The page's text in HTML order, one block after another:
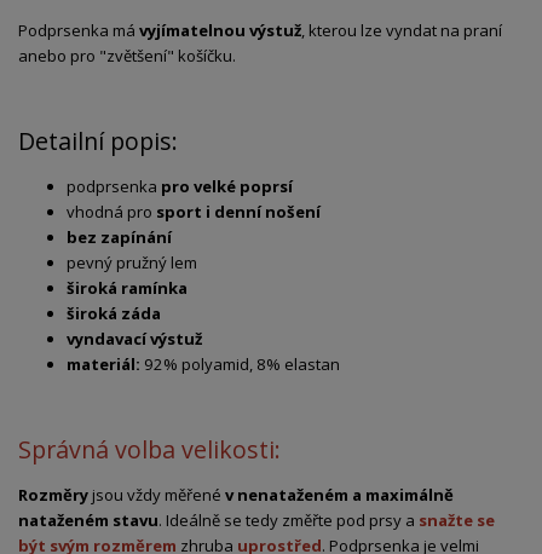
Podprsenka má vyjímatelnou výstuž, kterou lze vyndat na praní
anebo pro "zvětšení" košíčku.
Detailní popis:
podprsenka pro velké poprsí
vhodná pro sport i denní nošení
bez zapínání
pevný pružný lem
široká ramínka
široká záda
vyndavací výstuž
materiál: 92% polyamid, 8% elastan
Správná volba velikosti:
Rozměry jsou vždy měřené v nenataženém a maximálně
nataženém stavu. Ideálně se tedy změřte pod prsy a snažte se
být svým rozměrem zhruba uprostřed. Podprsenka je velmi